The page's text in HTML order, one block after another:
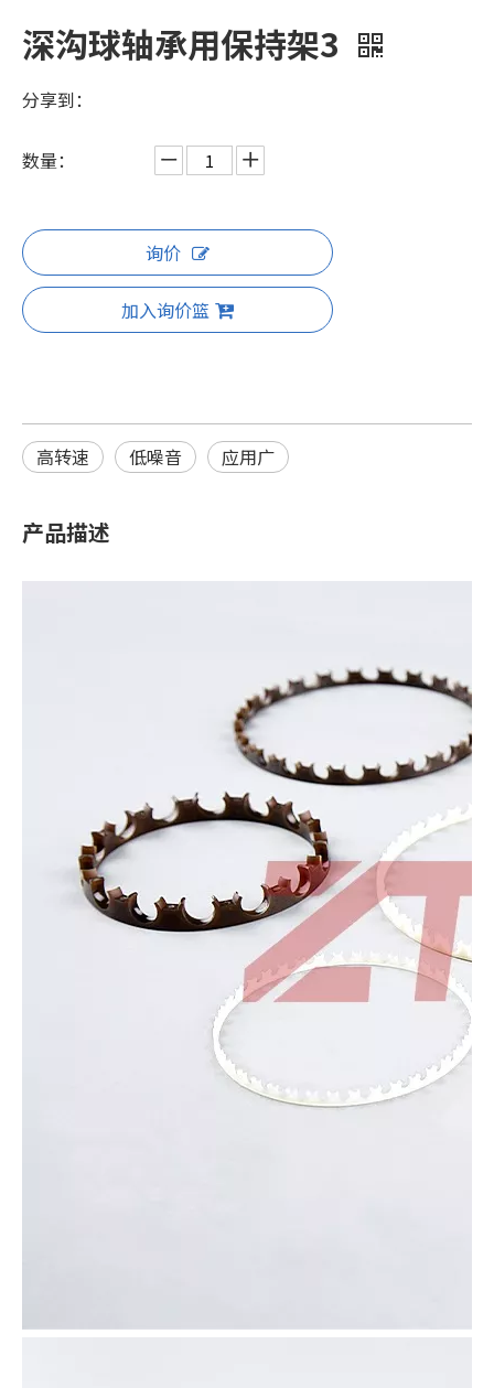
深沟球轴承用保持架3
分享到：
数量：
询价
加入询价篮
高转速 低噪音 应用广
产品描述